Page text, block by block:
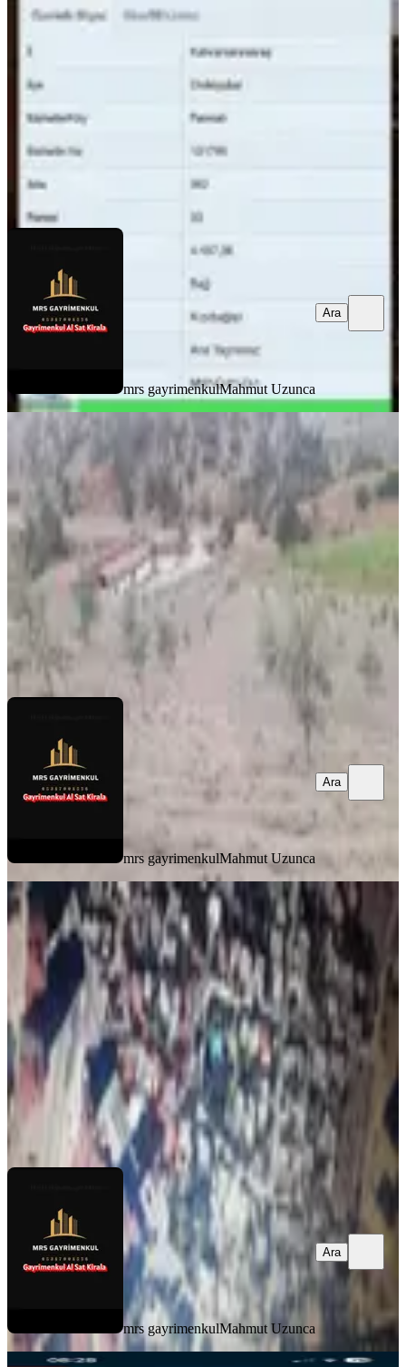
Onikişubat, Fatmalı Mahallesi
715/m²·06.01.2026
mrs gayrimenkulMahmut Uzunca
Ara
Mrs Gayrimenkul Dan Satılık
Zeytinlik
Onikişubat, Bulutoğlu Mahallesi
10500 m²· 2.857/m² ·03.01.2026
30.000.000 ₺
mrs gayrimenkul
Ara
mrs gayrimenkulMahmut Uzunca
Ara
Mrs Gayrimenkul Dan Satılık İmarlı
Arsa
Onikişubat, Üngüt Mahallesi
3817 m²·18.000/m²·03.01.2026
68.706.000 ₺
mrs gayrimenkul Mahmut Uzunca
mrs gayrimenkulMahmut Uzunca
Ara